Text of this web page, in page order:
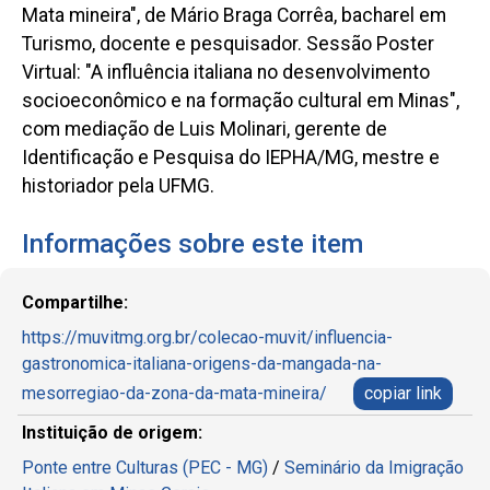
Mata mineira", de Mário Braga Corrêa, bacharel em
Turismo, docente e pesquisador. Sessão Poster
Virtual: "A influência italiana no desenvolvimento
socioeconômico e na formação cultural em Minas",
com mediação de Luis Molinari, gerente de
Identificação e Pesquisa do IEPHA/MG, mestre e
historiador pela UFMG.
Informações sobre este item
Compartilhe:
https://muvitmg.org.br/colecao-muvit/influencia-
gastronomica-italiana-origens-da-mangada-na-
mesorregiao-da-zona-da-mata-mineira/
copiar link
Instituição de origem:
Ponte entre Culturas (PEC - MG) / Seminário da Imigração